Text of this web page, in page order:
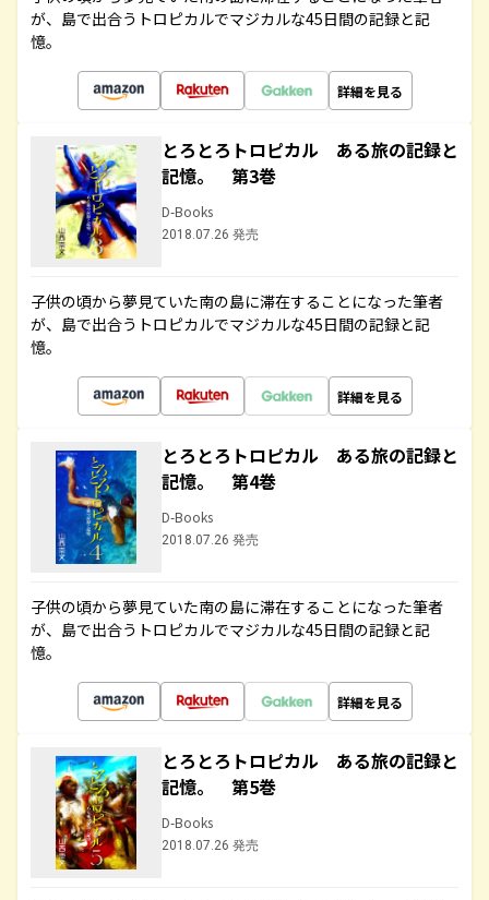
が、島で出合うトロピカルでマジカルな45日間の記録と記
憶。
詳細を見る
とろとろトロピカル ある旅の記録と
記憶。 第3巻
D-Books
2018.07.26 発売
子供の頃から夢見ていた南の島に滞在することになった筆者
が、島で出合うトロピカルでマジカルな45日間の記録と記
憶。
詳細を見る
とろとろトロピカル ある旅の記録と
記憶。 第4巻
D-Books
2018.07.26 発売
子供の頃から夢見ていた南の島に滞在することになった筆者
が、島で出合うトロピカルでマジカルな45日間の記録と記
憶。
詳細を見る
とろとろトロピカル ある旅の記録と
記憶。 第5巻
D-Books
2018.07.26 発売